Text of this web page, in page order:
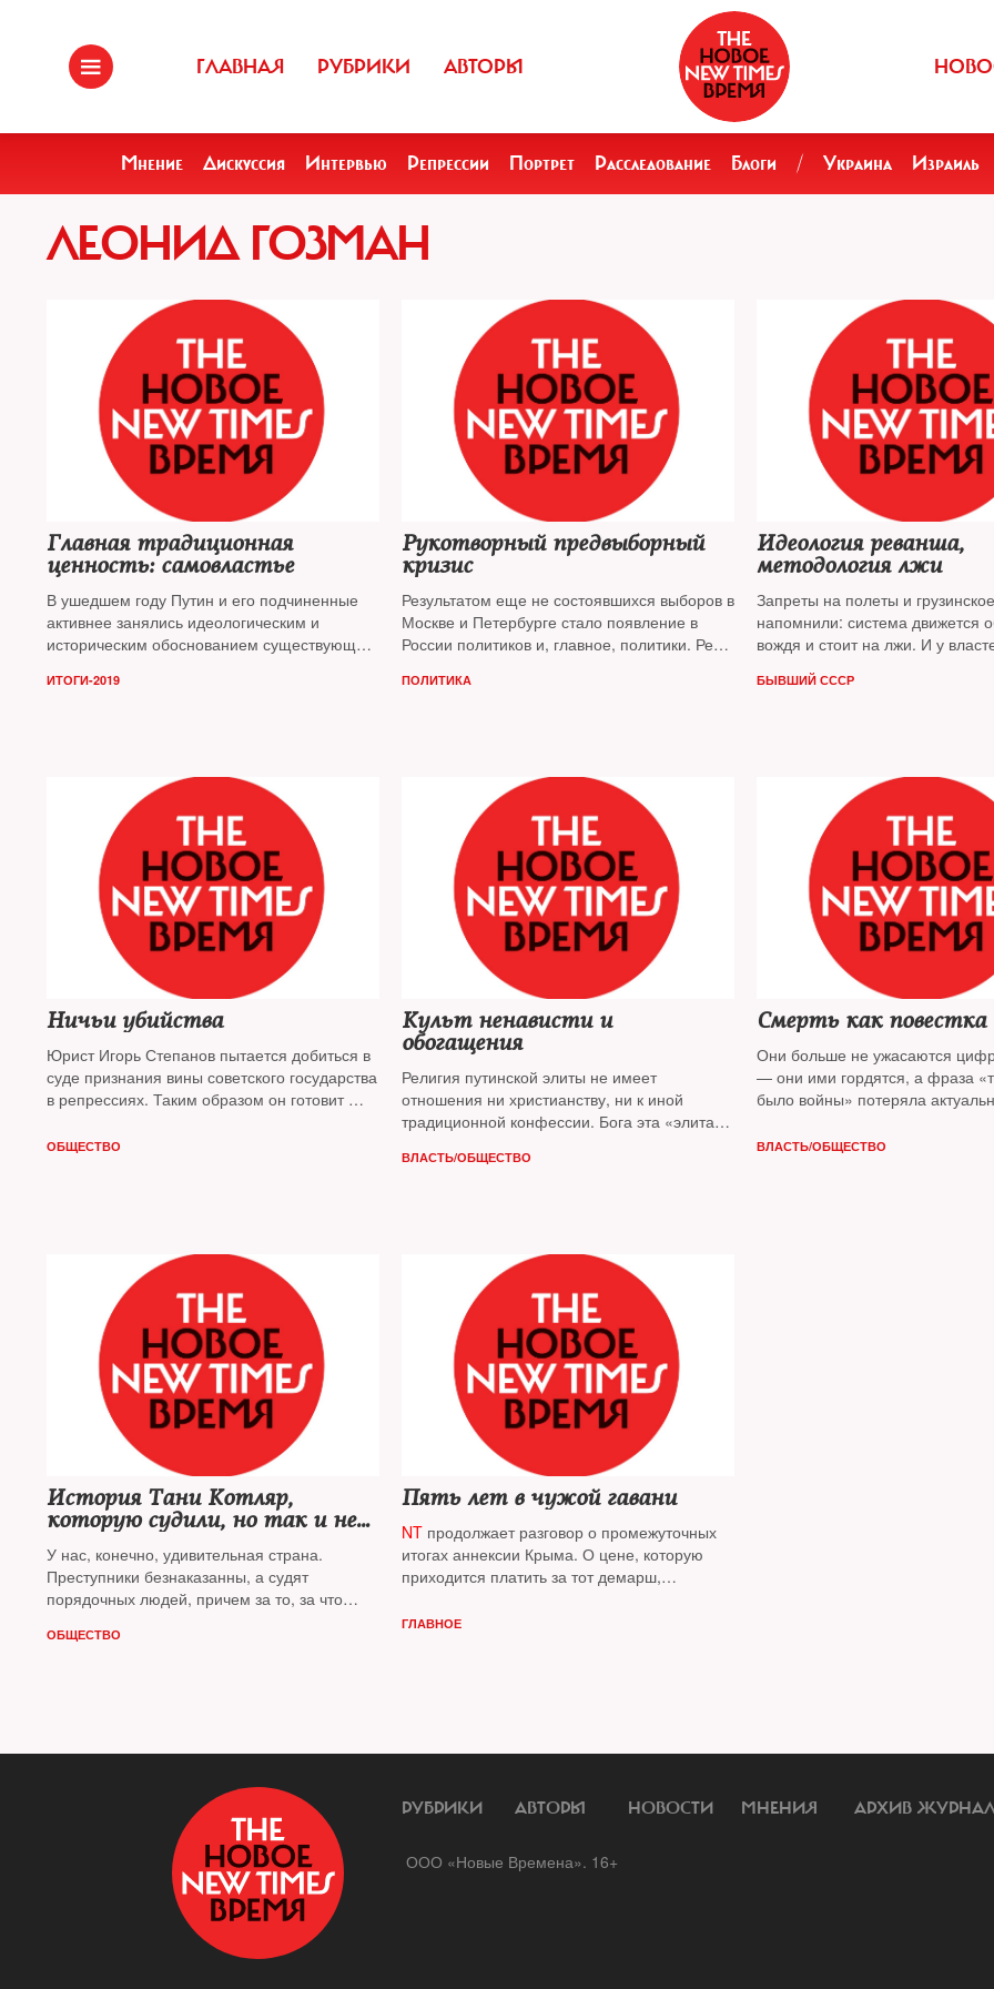
ГЛАВНАЯ РУБРИКИ АВТОРЫ
Мнение Дискуссия Интервью Репрессии Портрет Расследование Блоги / Украина Израиль
ЛЕОНИД ГОЗМАН
Главная традиционная
ценность: самовластье
В ушедшем году Путин и его подчиненные
активнее занялись идеологическим и
историческим обоснованием существующего
главные скрепы: вечная война с Западом и
ИТОГИ-2019
Рукотворный предвыборный
кризис
Результатом еще не состоявшихся выборов в
Москве и Петербурге стало появление в
России политиков и, главное, политики. Речь
на волне протеста новых структур.
ПОЛИТИКА
Идеология реванша,
методология лжи
Запреты на полеты и
напомнили: система движется
вождя и стоит на лжи. И у
по всем направлениям, либо
БЫВШИЙ СССР
Ничьи убийства
Юрист Игорь Степанов пытается добиться в
суде признания вины советского государства
в репрессиях. Таким образом он готовит — и
публицист
ОБЩЕСТВО
Культ ненависти и
обогащения
Религия путинской элиты не имеет
отношения ни христианству, ни к иной
традиционной конфессии. Бога эта «элита»
ему неоязыческие капища, пытаясь
ВЛАСТЬ/ОБЩЕСТВО
Смерть как повестка
Они больше не ужасаются
— они ими гордятся, а фраза
было войны» потеряла
меньшей кровью
ВЛАСТЬ/ОБЩЕСТВО
История Тани Котляр,
которую судили, но так и не
осудили
У нас, конечно, удивительная страна.
Преступники безнаказанны, а судят
порядочных людей, причем за то, за что
Гозман
ОБЩЕСТВО
Пять лет в чужой гавани
NTпродолжает разговор о промежуточных
итогах аннексии Крыма. О цене, которую
приходится платить за тот демарш,
Гозман
ГЛАВНОЕ
РУБРИКИ АВТОРЫ НОВОСТИ МНЕНИЯ АРХИВ
ООО «Новые Времена». 16+